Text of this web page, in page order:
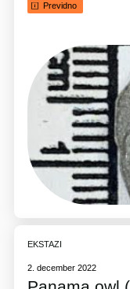
Previdno
EKSTAZI
2. december 2022